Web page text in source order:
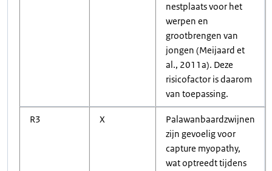
nestplaats voor het
werpen en
grootbrengen van
jongen (Meijaard et
al., 2011a). Deze
risicofactor is daarom
van toepassing.
R3 X
Palawanbaardzwijnen
zijn gevoelig voor
capture myopathy,
wat optreedt tijdens